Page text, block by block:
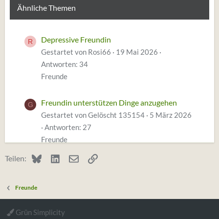
Ähnliche Themen
R Depressive Freundin
Gestartet von Rosi66
19 Mai 2026
Antworten: 34
Freunde
G Freundin unterstützen Dinge anzugehen
Gestartet von Gelöscht 135154
5 März 2026
Antworten: 27
Freunde
Freundin schickt 20min Sprachnachrichten
Teilen: BlueskyLinkedInE-MailLink
Freunde
Grün Simplicity